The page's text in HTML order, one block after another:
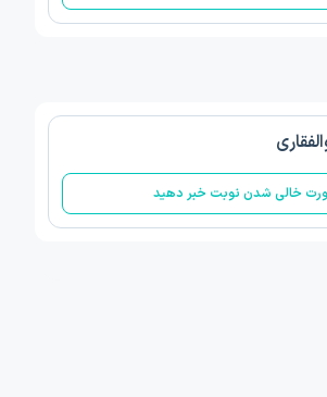
5
خالی شدن نوبت خبر دهید